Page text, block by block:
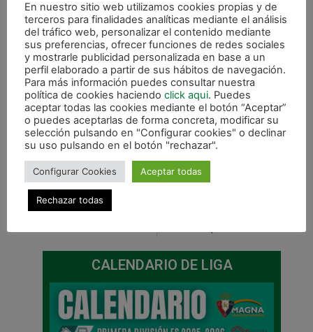
ANTERIOR
CALENDARIO DE LIGA
En nuestro sitio web utilizamos cookies propias y de
terceros para finalidades analíticas mediante el análisis
del tráfico web, personalizar el contenido mediante
sus preferencias, ofrecer funciones de redes sociales
y mostrarle publicidad personalizada en base a un
perfil elaborado a partir de sus hábitos de navegación.
Para más información puedes consultar nuestra
política de cookies haciendo click aqui. Puedes
aceptar todas las cookies mediante el botón “Aceptar”
o puedes aceptarlas de forma concreta, modificar su
selección pulsando en "Configurar cookies" o declinar
su uso pulsando en el botón "rechazar".
Configurar Cookies Aceptar todas
Rechazar todas